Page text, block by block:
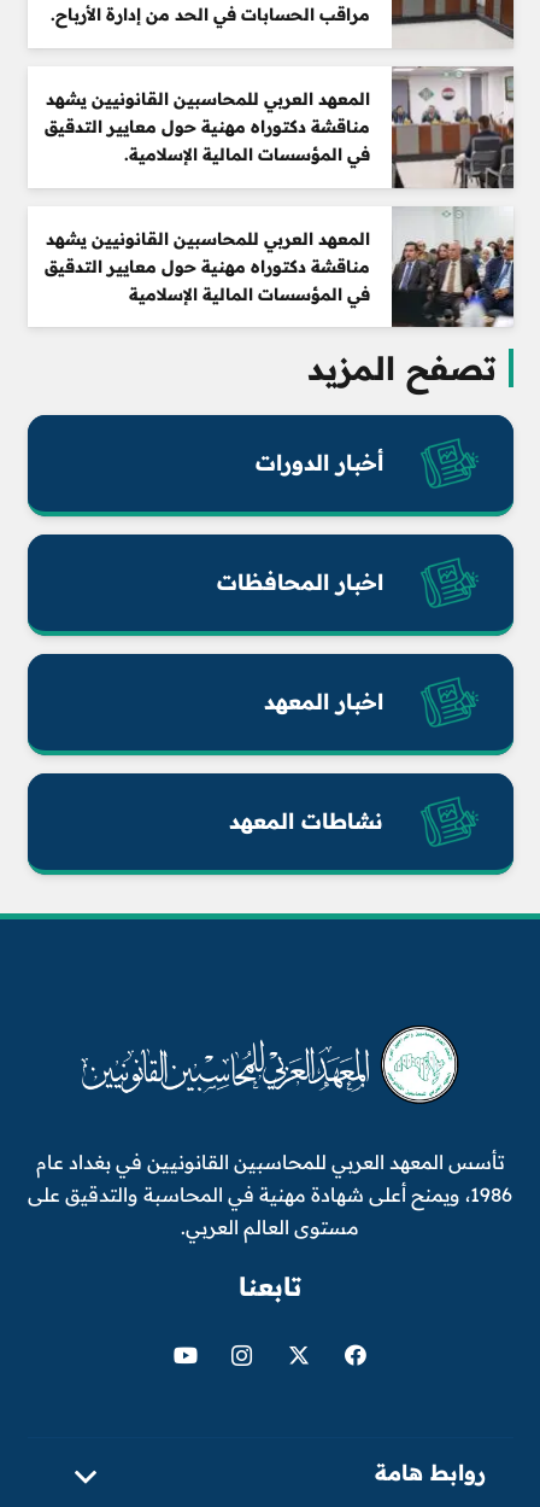
مراقب الحسابات في الحد من إدارة الأرباح.
المعهد العربي للمحاسبين القانونيين يشهد
مناقشة دكتوراه مهنية حول معايير التدقيق
في المؤسسات المالية الإسلامية.
المعهد العربي للمحاسبين القانونيين يشهد
مناقشة دكتوراه مهنية حول معايير التدقيق
في المؤسسات المالية الإسلامية
تصفح المزيد
أخبار الدورات
اخبار المحافظات
اخبار المعهد
نشاطات المعهد
تأسس المعهد العربي للمحاسبين القانونيين في بغداد عام
1986، ويمنح أعلى شهادة مهنية في المحاسبة والتدقيق على
مستوى العالم العربي.
تابعنا
روابط هامة